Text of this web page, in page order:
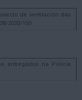
de ventilación das
2020/150
entregados na Policía